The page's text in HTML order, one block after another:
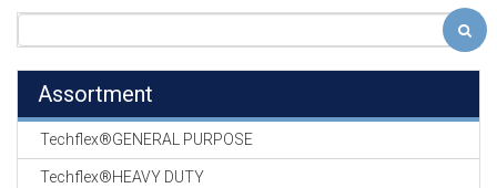
Assortment
Techflex®GENERAL PURPOSE
Techflex®HEAVY DUTY